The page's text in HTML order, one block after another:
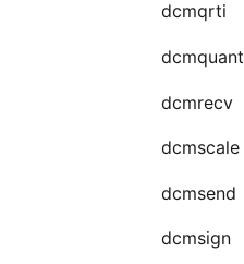
dcmqrti
dcmquant
dcmrecv
dcmscale
dcmsend
dcmsign